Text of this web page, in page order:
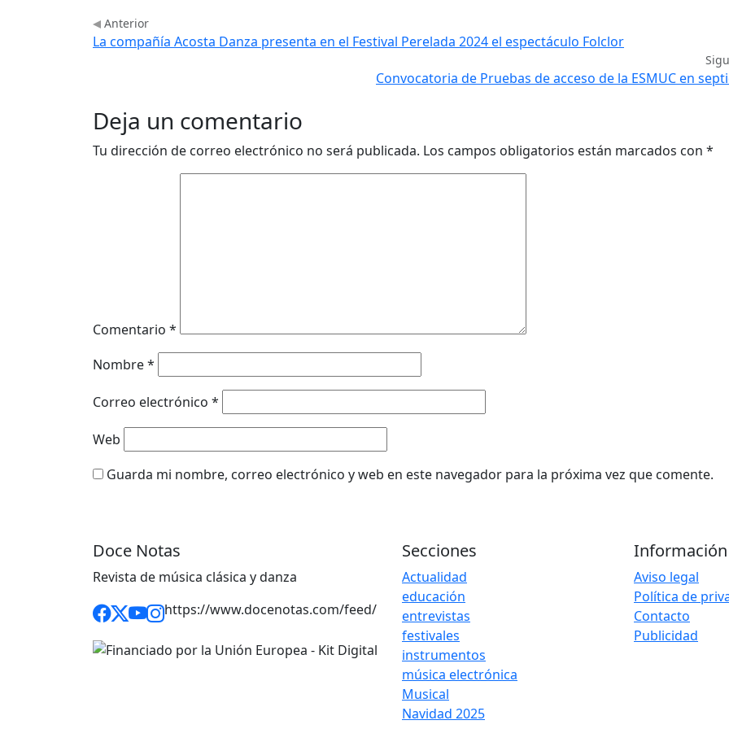
Anterior
La compañía Acosta Danza presenta en el Festival Perelada 2024 el espectáculo Folclor
Convocatoria de Pruebas de acceso de la ESMUC en
Deja un comentario
Tu dirección de correo electrónico no será publicada. Los campos obligatorios están marcados con *
Comentario *
Nombre*
Correo electrónico *
Web
Guarda mi nombre, correo electrónico y web en este navegador para la próxima vez que comente.
Doce Notas
Revista de música clásica y danza
https://www.docenotas.com/feed/
Secciones
Actualidad
educación
entrevistas
festivales
instrumentos
música electrónica
Musical
Navidad 2025
Información
Aviso legal
Política de
Contacto
Publicidad